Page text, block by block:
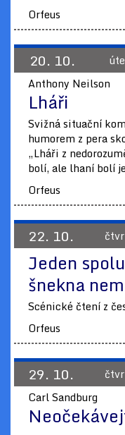
Orfeus
20. 10.
Anthony Neilson
Lháři
Svižná situační
humorem z pera
„Lháři z
bolí, ale lhaní bolí
Orfeus
22. 10.
Jeden
šnekna
Scénické čtení z
Orfeus
29. 10.
Carl Sandburg